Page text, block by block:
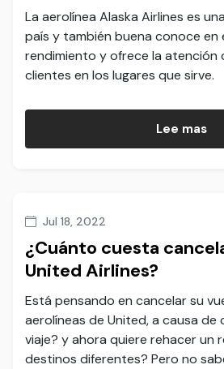
La aerolínea Alaska Airlines es
país y también buena conoce en
rendimiento y ofrece la atención
clientes en los lugares que sirve.
Lee mas
Jul 18, 2022
¿Cuánto cuesta
United Airlines?
Está pensando en cancelar su
aerolíneas de United, a causa de
viaje? y ahora quiere rehacer un
destinos diferentes? Pero no